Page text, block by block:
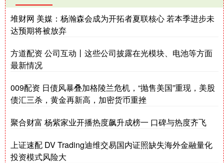
堆财网 美媒：杨瀚森会成为开拓者夏联核心 若本季进步未
达预期将被放弃
方道配资 公司互动丨这些公司披露在光模块、电池等方面
最新情况
009配资 日债风暴叠加格陵兰危机，“抛售美国”重现，美股
债汇三杀，黄金再新高，加密货币重挫
聚合财富 杨紫家业开播热度飙升成榜一 口碑与热度齐飞
上证速配 DV Trading迪维交易国内证照缺失海外金融量化
投资模式风险大